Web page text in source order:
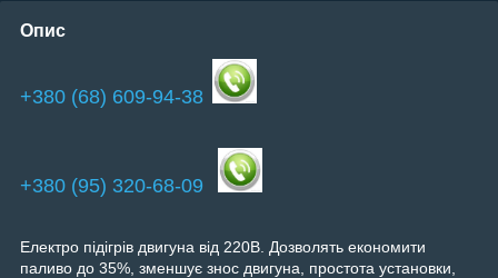
Опис
+380 (68) 609-94-38
+380 (95) 320-68-09
Електро підігрів двигуна від 220В. Дозволять економити
паливо до 35%, зменшує знос двигуна, простота установки,